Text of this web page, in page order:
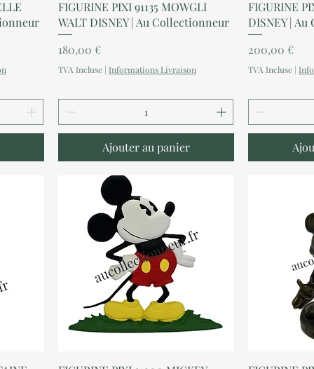
Aperçu rapide
FIGURINE PIXI 91135 MOWGLI
WALT DISNEY | Au Collectionneur
Prix
180,00 €
TVA Incluse | Informations Livraison
Ajouter au panier
FIGURINE
DISNEY |
Prix
200,00 €
TVA Incluse |